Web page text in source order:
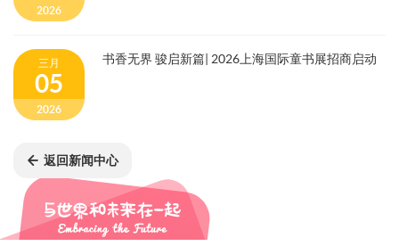
2026
三月
05
2026
书香无界 骏启新篇| 2026上海国际童书展招商启动
返回新闻中心